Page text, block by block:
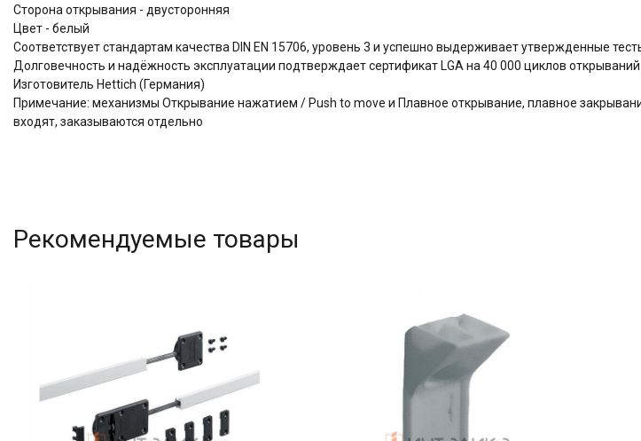
Сторона открывания - двусторонняя
Цвет - белый
Соответствует стандартам качества DIN EN 15706, уровень 3 и успешно выдерживает утвержденные
Долговечность и надёжность эксплуатации подтверждает сертификат LGA на 40 000 циклов
Изготовитель Hettich (Германия)
Примечание: механизмы Открывание нажатием / Push to move и Плавное открывание, плавное
входят, заказываются отдельно
Рекомендуемые товары